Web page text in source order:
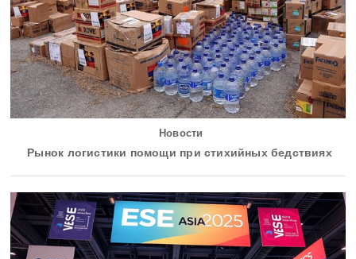
Новости
Рынок логистики помощи при стихийных бедствиях